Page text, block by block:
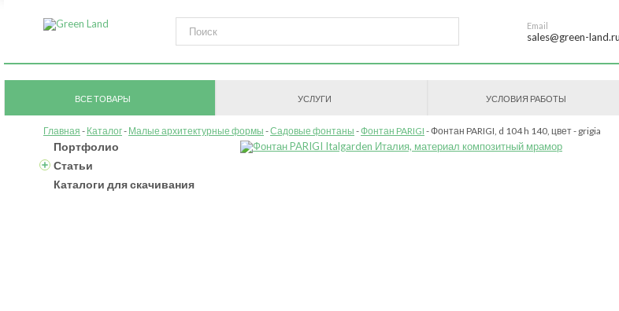
Email
sales@green-land.ru
ВСЕ ТОВАРЫ УСЛУГИ УСЛОВИЯ РАБОТЫ
Главная Каталог Малые архитектурные формы Садовые фонтаны Фонтан PARIGI Фонтан PARIGI, d 104 h 140, цвет - grigia
Портфолио
Статьи
Каталоги для скачивания